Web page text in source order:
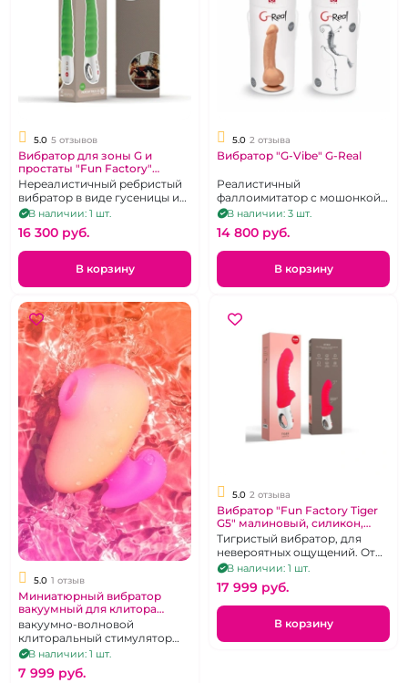
5.0 5 отзывов
Вибратор для зоны G и
простаты "Fun Factory"
Patchy Paul G5 зеленый,
рельефный
Нереалистичный ребристый
вибратор в виде гусеницы из
медицинского силикона.
В наличии: 1 шт.
16 300 pуб.
В корзину
5.0 2 отзыва
Вибратор "G-Vibe" G-Real
Реалистичный
фаллоимитатор с мошонкой
на присоске,
перезаряжаемый
В наличии: 3 шт.
14 800 pуб.
В корзину
5.0 1 отзыв
Миниатюрный вибратор
вакуумный для клитора
ROMP "Kiss"
вакуумно-волновой
клиторальный стимулятор
ROMP Kiss. желто-розовый
градиент
В наличии: 1 шт.
7 999 pуб.
5.0 2 отзыва
Вибратор "Fun Factory Tiger
G5" малиновый, силикон,
рельефный, с клиторальным
стимулятором, перезаря
Тигристый вибратор, для
невероятных ощущений. От
лидирующего
производителя. "Fun Factory"
В наличии: 1 шт.
17 999 pуб.
В корзину